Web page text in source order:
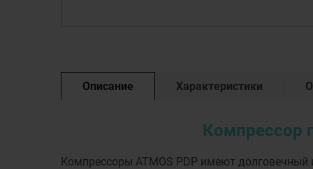
Описание Характеристики
Компрессор
Компрессоры ATMOS PDP имеют